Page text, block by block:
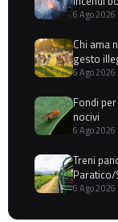
6 Ago 2026
Chi ama
gesto
6 Ago 2026
Fondi
nocivi
6 Ago 2026
Treni
6 Ago 2026